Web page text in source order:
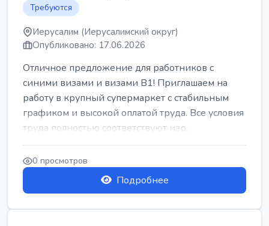
Требуются
Иерусалим (Иерусалимский округ)
Опубликовано: 17.06.2026
Отличное предложение для работников с
синими визами и визами B1! Приглашаем на
работу в крупный супермаркет с стабильным
графиком и высокой оплатой труда. Все условия
труда полностью соответствуют изр...
0 просмотров
Подробнее